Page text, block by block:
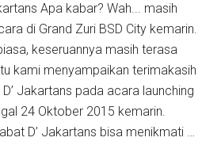
Apa kabar? Wah... masih
di Grand Zuri BSD City kemarin.
keseruannya masih terasa
kami menyampaikan terimakasih
Jakartans pada acara launching
24 Oktober 2015 kemarin.
D’ Jakartans bisa menikmati …